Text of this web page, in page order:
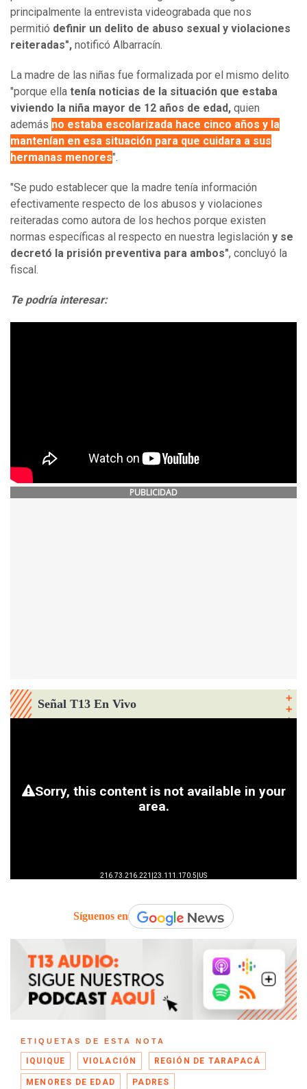
principalmente la entrevista videograbada que nos
permitió definir un delito de abuso sexual y violaciones
reiteradas", notificó Albarracín.
La madre de las niñas fue formalizada por el mismo delito
"porque ella tenía noticias de la situación que estaba
viviendo la niña mayor de 12 años de edad, quien
además no estaba escolarizada hace cinco años y la
mantenían en esa situación para que cuidara a sus
hermanas menores".
"Se pudo establecer que la madre tenía información
efectivamente respecto de los abusos y violaciones
reiteradas como autora de los hechos porque existen
normas específicas al respecto en nuestra legislación y se
decretó la prisión preventiva para ambos", concluyó la
fiscal.
Te podría interesar:
PUBLICIDAD
Señal T13 En Vivo
Síguenos en
ETIQUETAS DE ESTA NOTA
IQUIQUE VIOLACIÓN REGIÓN DE TARAPACÁ
MENORES DE EDAD PADRES